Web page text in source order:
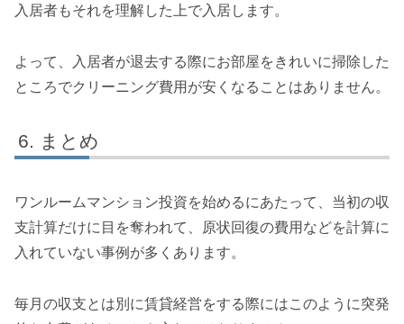
入居者もそれを理解した上で入居します。
よって、入居者が退去する際にお部屋をきれいに掃除した
ところでクリーニング費用が安くなることはありません。
まとめ
ワンルームマンション投資を始めるにあたって、当初の収
支計算だけに目を奪われて、原状回復の費用などを計算に
入れていない事例が多くあります。
毎月の収支とは別に賃貸経営をする際にはこのように突発